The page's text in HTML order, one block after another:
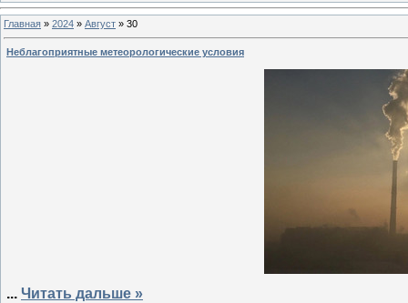
Главная » 2024 » Август » 30
Неблагоприятные метеорологические условия
... Читать дальше »